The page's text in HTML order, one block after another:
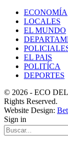
ECONOMÍA
LOCALES
EL MUNDO
EL PAIS
POLITÍCA
DEPORTES
© 2026 - ECO
Rights Reserved.
Website Design:
Sign in